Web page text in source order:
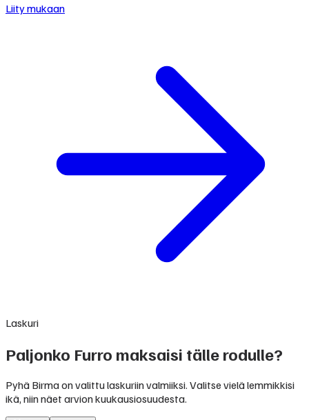
Liity mukaan
Laskuri
Paljonko Furro maksaisi tälle rodulle?
Pyhä Birma on valittu laskuriin valmiiksi. Valitse vielä lemmikkisi
ikä, niin näet arvion kuukausiosuudesta.